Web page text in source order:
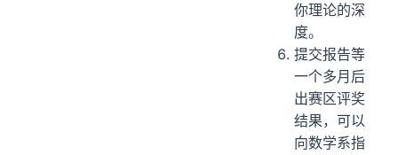
你理论的深
度。
提交报告等
一个多月后
出赛区评奖
结果，可以
向数学系指